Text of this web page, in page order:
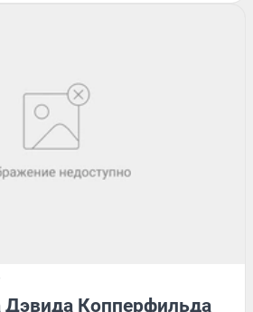
Копперфильда